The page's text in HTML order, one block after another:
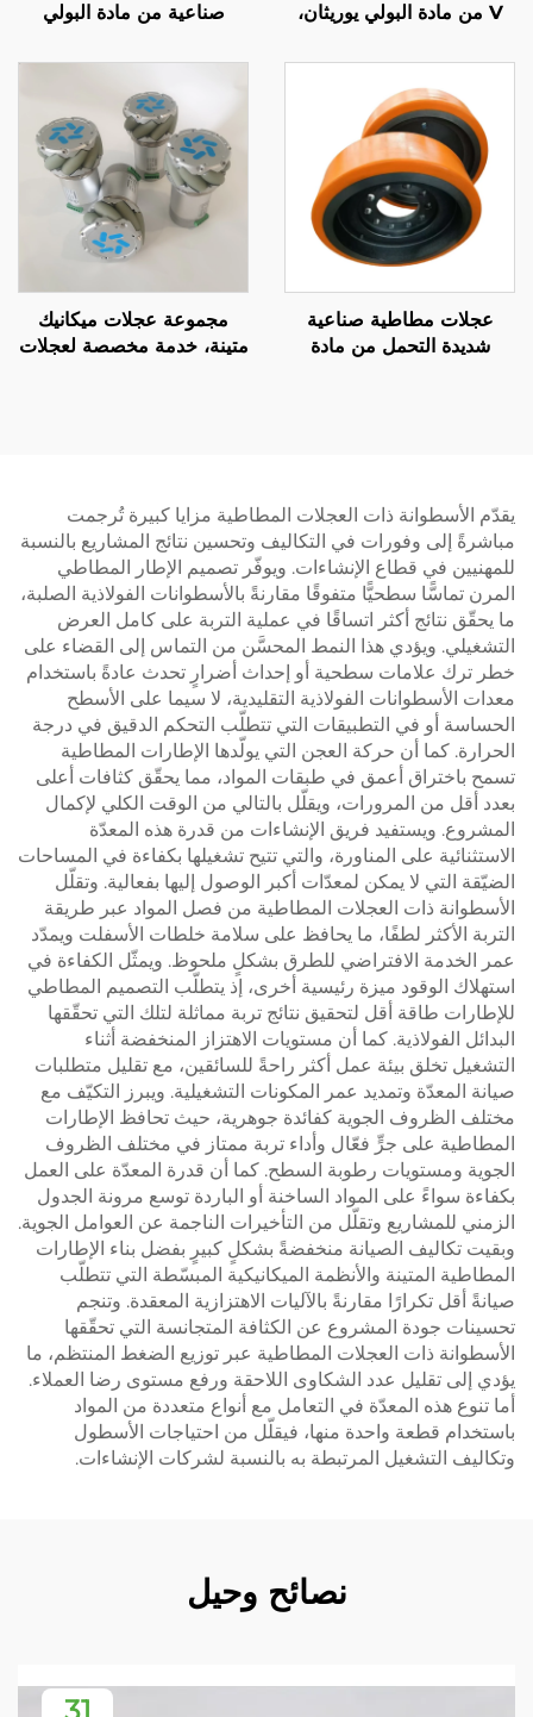
V من مادة البولي يوريثان،
للاهتراء، نقل أنابيب فولاذية
وأسلاك دائرية، مقاومة
للاهتراء
صناعية من مادة البولي
دعم OEM/ODM، مقاومة
للتآكل 70A-65D
عجلات مطاطية صناعية
شديدة التحمل من مادة
مجموعة عجلات ميكانيك
متينة، خدمة مخصصة لعجلات
يقدّم الأسطوانة ذات العجلات المطاطية مزايا كبيرة تُرجمت
مباشرةً إلى وفورات في التكاليف وتحسين نتائج المشاريع بالنسبة
للمهنيين في قطاع الإنشاءات. ويوفّر تصميم الإطار المطاطي
المرن تماسًّا سطحيًّا متفوقًا مقارنةً بالأسطوانات الفولاذية الصلبة،
ما يحقّق نتائج أكثر اتساقًا في عملية التربة على كامل العرض
التشغيلي. ويؤدي هذا النمط المحسَّن من التماس إلى القضاء على
خطر ترك علامات سطحية أو إحداث أضرارٍ تحدث عادةً باستخدام
معدات الأسطوانات الفولاذية التقليدية، لا سيما على الأسطح
الحساسة أو في التطبيقات التي تتطلّب التحكم الدقيق في درجة
الحرارة. كما أن حركة العجن التي يولّدها الإطارات المطاطية
تسمح باختراق أعمق في طبقات المواد، مما يحقّق كثافات أعلى
بعدد أقل من المرورات، ويقلّل بالتالي من الوقت الكلي لإكمال
المشروع. ويستفيد فريق الإنشاءات من قدرة هذه المعدّة
الاستثنائية على المناورة، والتي تتيح تشغيلها بكفاءة في المساحات
الضيّقة التي لا يمكن لمعدّات أكبر الوصول إليها بفعالية. وتقلّل
الأسطوانة ذات العجلات المطاطية من فصل المواد عبر طريقة
التربة الأكثر لطفًا، ما يحافظ على سلامة خلطات الأسفلت ويمدّد
عمر الخدمة الافتراضي للطرق بشكلٍ ملحوظ. ويمثّل الكفاءة في
استهلاك الوقود ميزة رئيسية أخرى، إذ يتطلّب التصميم المطاطي
للإطارات طاقة أقل لتحقيق نتائج تربة مماثلة لتلك التي تحقّقها
البدائل الفولاذية. كما أن مستويات الاهتزاز المنخفضة أثناء
التشغيل تخلق بيئة عمل أكثر راحةً للسائقين، مع تقليل متطلبات
صيانة المعدّة وتمديد عمر المكونات التشغيلية. ويبرز التكيّف مع
مختلف الظروف الجوية كفائدة جوهرية، حيث تحافظ الإطارات
المطاطية على جرٍّ فعّال وأداء تربة ممتاز في مختلف الظروف
الجوية ومستويات رطوبة السطح. كما أن قدرة المعدّة على العمل
بكفاءة سواءً على المواد الساخنة أو الباردة توسع مرونة الجدول
الزمني للمشاريع وتقلّل من التأخيرات الناجمة عن العوامل الجوية.
وبقيت تكاليف الصيانة منخفضةً بشكلٍ كبيرٍ بفضل بناء الإطارات
المطاطية المتينة والأنظمة الميكانيكية المبسّطة التي تتطلّب
صيانةً أقل تكرارًا مقارنةً بالآليات الاهتزازية المعقدة. وتنجم
تحسينات جودة المشروع عن الكثافة المتجانسة التي تحقّقها
الأسطوانة ذات العجلات المطاطية عبر توزيع الضغط المنتظم، ما
يؤدي إلى تقليل عدد الشكاوى اللاحقة ورفع مستوى رضا العملاء.
أما تنوع هذه المعدّة في التعامل مع أنواع متعددة من المواد
باستخدام قطعة واحدة منها، فيقلّل من احتياجات الأسطول
وتكاليف التشغيل المرتبطة به بالنسبة لشركات الإنشاءات.
نصائح وحيل